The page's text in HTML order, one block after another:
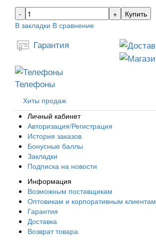
Купить
В закладки В сравнение
Гарантия
Телефоны
Хиты продаж
Личный кабинет
Авторизация/Регистрация
История заказов
Бонусные баллы
Закладки
Подписка на новости
Информация
Возможным поставщикам
Оптовикам и корпоративным клиентам
Гарантия
Доставка
Возврат товара